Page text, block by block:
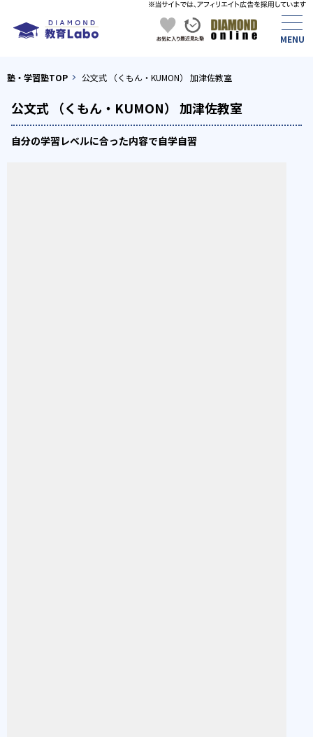
塾・学習塾TOP 公文式 （くもん・KUMON） 加津佐教室
公文式 （くもん・KUMON） 加津佐教室
自分の学習レベルに合った内容で自学自習